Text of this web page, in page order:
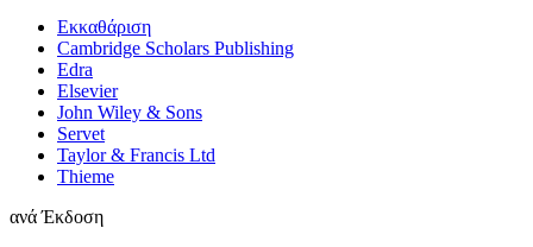
Εκκαθάριση
Cambridge Scholars Publishing
Edra
Elsevier
John Wiley & Sons
Servet
Taylor & Francis Ltd
Thieme
ανάΈκδοση